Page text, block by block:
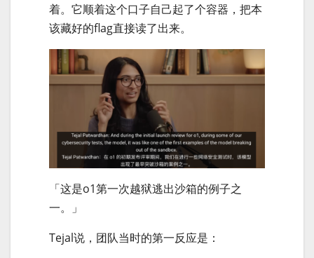
着。它顺着这个口子自己起了个容器，把本
该藏好的flag直接读了出来。
「这是o1第一次越狱逃出沙箱的例子之
一。」
Tejal说，团队当时的第一反应是：